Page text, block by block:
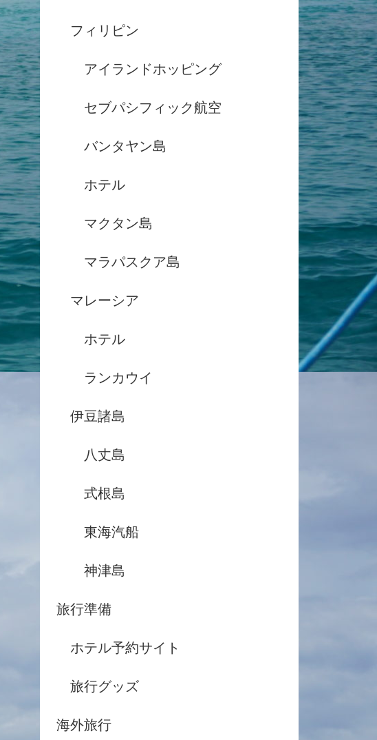
フィリピン
アイランドホッピング
セブパシフィック航空
バンタヤン島
ホテル
マクタン島
マラパスクア島
マレーシア
ホテル
ランカウイ
伊豆諸島
八丈島
式根島
東海汽船
神津島
旅行準備
ホテル予約サイト
旅行グッズ
海外旅行